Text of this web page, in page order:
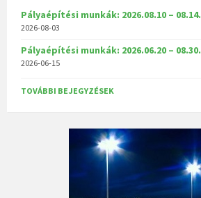
Pályaépítési munkák: 2026.08.10 – 08.14.
2026-08-03
Pályaépítési munkák: 2026.06.20 – 08.30.
2026-06-15
TOVÁBBI BEJEGYZÉSEK